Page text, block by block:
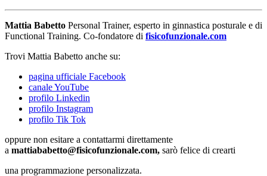
Mattia Babetto Personal Trainer, esperto in ginnastica posturale e di
Functional Training. Co-fondatore di fisicofunzionale.com
Trovi Mattia Babetto anche su:
pagina ufficiale Facebook
canale YouTube
profilo Linkedin
profilo Instagram
profilo Tik Tok
oppure non esitare a contattarmi direttamente
a mattiababetto@fisicofunzionale.com, sarò felice di crearti
una programmazione personalizzata.